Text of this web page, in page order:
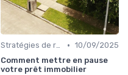
Stratégies de remboursement • 10/09/2025
Comment mettre en pause
votre prêt immobilier